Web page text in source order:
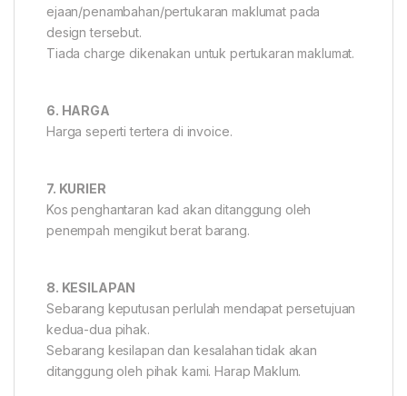
ejaan/penambahan/pertukaran maklumat pada
design tersebut.
Tiada charge dikenakan untuk pertukaran maklumat.
6. HARGA
Harga seperti tertera di invoice.
7. KURIER
Kos penghantaran kad akan ditanggung oleh
penempah mengikut berat barang.
8. KESILAPAN
Sebarang keputusan perlulah mendapat persetujuan
kedua-dua pihak.
Sebarang kesilapan dan kesalahan tidak akan
ditanggung oleh pihak kami. Harap Maklum.